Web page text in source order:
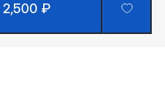
2,500 ₽